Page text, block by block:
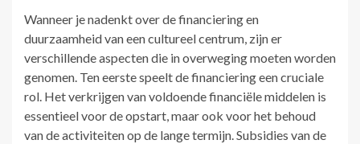
Wanneer je nadenkt over de financiering en
duurzaamheid van een cultureel centrum, zijn er
verschillende aspecten die in overweging moeten worden
genomen. Ten eerste speelt de financiering een cruciale
rol. Het verkrijgen van voldoende financiële middelen is
essentieel voor de opstart, maar ook voor het behoud
van de activiteiten op de lange termijn. Subsidies van de